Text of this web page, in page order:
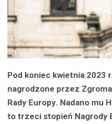
Pod koniec kwietnia 2023
nagrodzone przez
Rady Europy. Nadano mu
to trzeci stopień Nagrody